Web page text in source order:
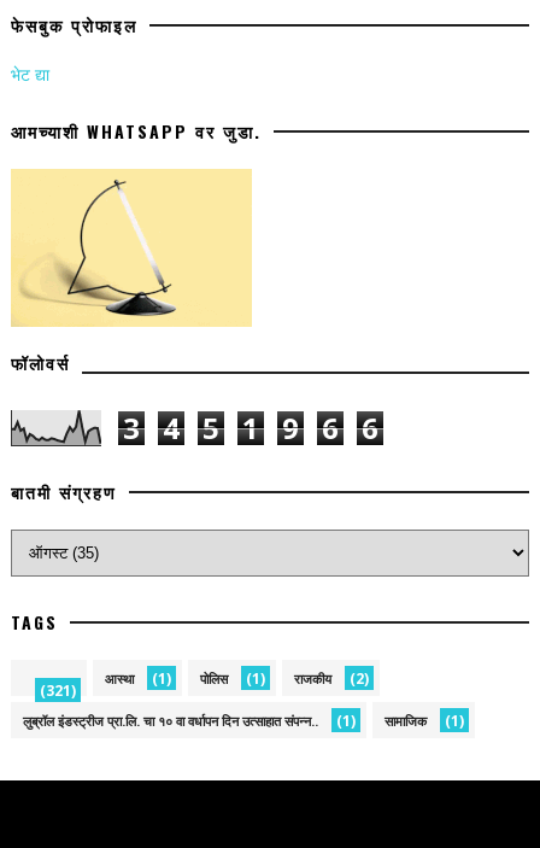
फेसबुक प्रोफाइल
भेट द्या
आमच्याशी WHATSAPP वर जुडा.
फॉलोवर्स
3 4 5 1 9 6 6
बातमी संग्रहण
TAGS
(321)
आस्था (1) पोलिस (1) राजकीय (2)
लुब्रॉल इंडस्ट्रीज प्रा.लि. चा १० वा वर्धापन दिन उत्साहात संपन्न.. (1) सामाजिक (1)